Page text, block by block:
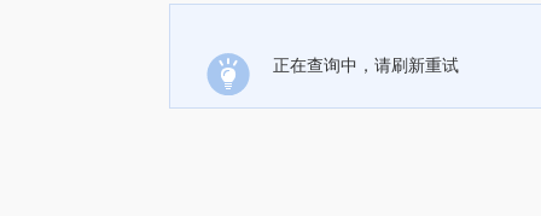
正在查询中，请刷新重试